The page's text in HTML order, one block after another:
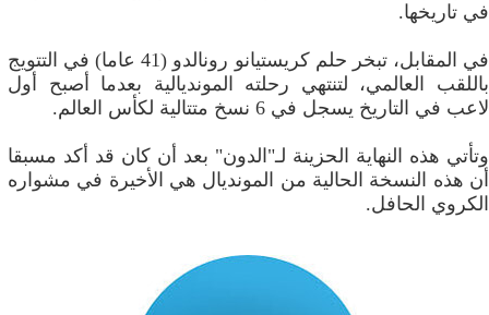
في تاريخها.
في المقابل، تبخر حلم كريستيانو رونالدو (41 عاما) في التتويج
باللقب العالمي، لتنتهي رحلته المونديالية بعدما أصبح أول
لاعب في التاريخ يسجل في 6 نسخ متتالية لكأس العالم.
وتأتي هذه النهاية الحزينة لـ"الدون" بعد أن كان قد أكد مسبقا
أن هذه النسخة الحالية من المونديال هي الأخيرة في مشواره
الكروي الحافل.